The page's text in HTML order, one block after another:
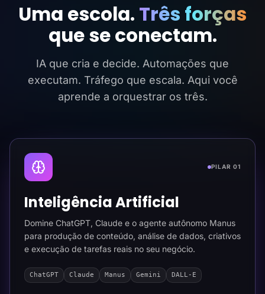
Uma escola. Três forças
que se conectam.
IA que cria e decide. Automações que
executam. Tráfego que escala. Aqui você
aprende a orquestrar os três.
PILAR 01
Inteligência Artificial
Domine ChatGPT, Claude e o agente autônomo Manus
para produção de conteúdo, análise de dados, criativos
e execução de tarefas reais no seu negócio.
ChatGPT Claude Manus Gemini DALL-E